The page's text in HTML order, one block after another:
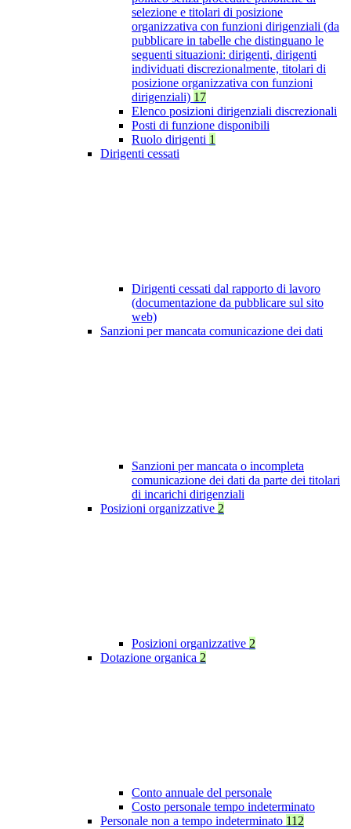
selezione e titolari di posizione
organizzativa con funzioni dirigenziali (da
pubblicare in tabelle che distinguano le
seguenti situazioni: dirigenti, dirigenti
individuati discrezionalmente, titolari di
posizione organizzativa con funzioni
dirigenziali) 17
Elenco posizioni dirigenziali discrezionali
Posti di funzione disponibili
Ruolo dirigenti 1
Dirigenti cessati
Dirigenti cessati dal rapporto di lavoro
(documentazione da pubblicare sul sito
web)
Sanzioni per mancata comunicazione dei dati
Sanzioni per mancata o incompleta
comunicazione dei dati da parte dei titolari
di incarichi dirigenziali
Posizioni organizzative 2
Posizioni organizzative 2
Dotazione organica 2
Conto annuale del personale
Costo personale tempo indeterminato
Personale non a tempo indeterminato 112